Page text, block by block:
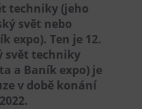
techniky (jeho
svět nebo
expo). Ten je 12.
svět techniky
a Baník expo) je
v době konání